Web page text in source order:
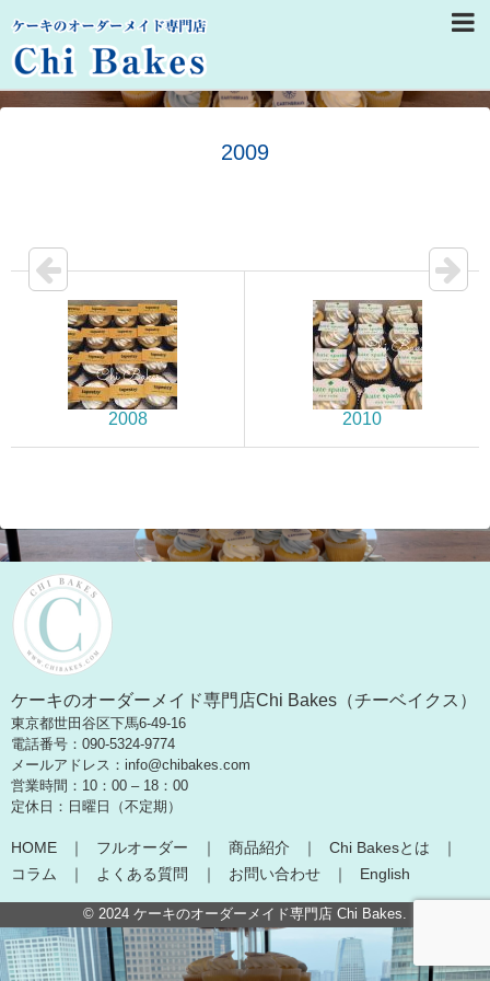
2009
2008 2010
ケーキのオーダーメイド専門店Chi Bakes（チーベイクス）
東京都世田谷区下馬6-49-16
電話番号：090-5324-9774
メールアドレス：info@chibakes.com
営業時間：10：00 – 18：00
定休日：日曜日（不定期）
HOME フルオーダー 商品紹介
Chi Bakesとは
コラム
よくある質問 お問い合わせ English
© 2024 ケーキのオーダーメイド専門店 Chi Bakes.